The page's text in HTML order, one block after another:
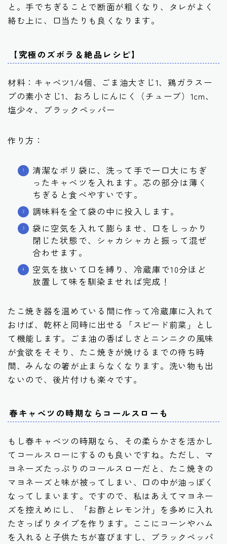
と。手でちぎることで断面が粗くなり、タレがよく
絡む上に、口当たりも良くなります。
【究極のズボラ＆絶品レシピ】
材料：キャベツ1/4個、ごま油大さじ1、鶏ガラスー
プの素小さじ1、おろしにんにく（チューブ）1cm、
塩少々、ブラックペッパー
作り方：
清潔なポリ袋に、洗って手で一口大にちぎ
ったキャベツを入れます。芯の部分は薄く
ちぎると食べやすいです。
調味料を全て袋の中に投入します。
袋に空気を入れて膨らませ、口をしっかり
閉じた状態で、シャカシャカと振って混ぜ
合わせます。
空気を抜いて口を縛り、冷蔵庫で10分ほど
放置して味を馴染ませれば完成！
たこ焼き器を温めている間に作って冷蔵庫に入れて
おけば、乾杯と同時に出せる「スピード前菜」とし
て機能します。ごま油の香ばしさとニンニクの風味
が食欲をそそり、たこ焼きが焼けるまでの待ち時
間、みんなの箸が止まらなくなります。洗い物も出
ないので、後片付けも楽々です。
春キャベツの時期ならコールスローも
もし春キャベツの時期なら、その柔らかさを活かし
てコールスローにするのも良いですね。ただし、マ
ヨネーズたっぷりのコールスローだと、たこ焼きの
マヨネーズと味が被ってしまい、口の中が油っぽく
なってしまいます。ですので、私はあえてマヨネー
ズを控えめにし、
「お酢とレモン汁」を多めに入れ
たさっぱりタイプを作ります。ここにコーンやハム
を入れると子供たちが喜びますし、ブラックペッパ